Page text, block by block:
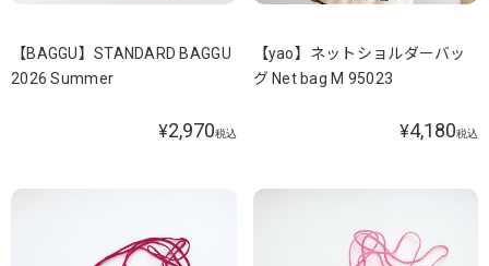
【BAGGU】STANDARD BAGGU
2026 Summer
¥2,970税込
【yao】ネットショルダーバッ
グ Net bag M 95023
¥4,180税込